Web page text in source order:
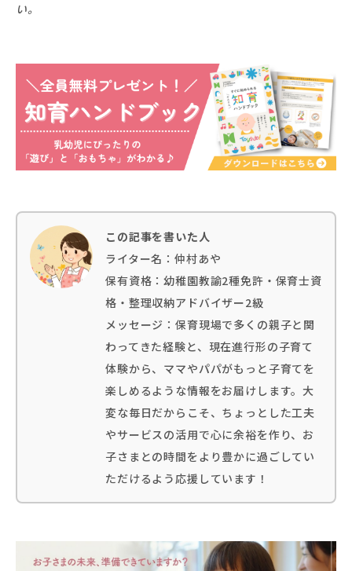
い。
この記事を書いた人
ライター名：仲村あや
保有資格：幼稚園教諭2種免許・保育士資
格・整理収納アドバイザー2級
メッセージ：保育現場で多くの親子と関
わってきた経験と、現在進行形の子育て
体験から、ママやパパがもっと子育てを
楽しめるような情報をお届けします。大
変な毎日だからこそ、ちょっとした工夫
やサービスの活用で心に余裕を作り、お
子さまとの時間をより豊かに過ごしてい
ただけるよう応援しています！